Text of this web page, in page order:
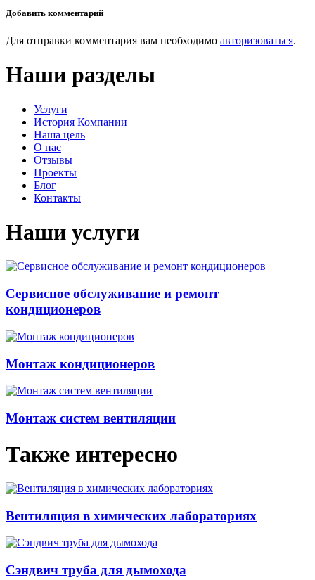
Добавить комментарий
Для отправки комментария вам необходимо авторизоваться.
Наши разделы
Услуги
История Компании
Наша цель
О нас
Отзывы
Проекты
Блог
Контакты
Наши услуги
Сервисное обслуживание и ремонт
кондиционеров
Монтаж кондиционеров
Монтаж систем вентиляции
Также интересно
Вентиляция в химических лабораториях
Сэндвич труба для дымохода